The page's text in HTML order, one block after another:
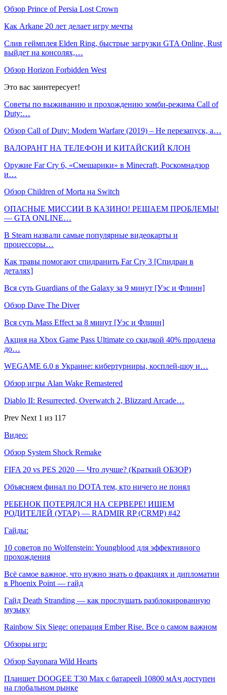
Обзор Prince of Persia Lost Crown
Как Arkane 20 лет делает игру мечты
Слив геймплея Elden Ring, быстрые загрузки GTA Online, Rust
выйдет на консолях,…
Обзор Horizon Forbidden West
Это вас заинтересует!
Советы по выживанию и прохождению зомби-режима Call of
Duty:…
Обзор Call of Duty: Modern Warfare (2019) – Не перезапуск, а…
ВАЛОРАНТ НА ТЕЛЕФОН И КИТАЙСКИЙ КЛОН
Оружие Far Cry 6, «Смешарики» в Minecraft, Роскомнадзор
и…
Обзор Children of Morta на Switch
ОПАСНЫЕ МИССИИ В КАЗИНО! РЕШАЕМ ПРОБЛЕМЫ!
— GTA ONLINE…
В Steam назвали самые популярные видеокарты и
процессоры…
Как травы помогают спидранить Far Cry 3 [Спидран в
деталях]
Вся суть Guardians of the Galaxy за 9 минут [Уэс и Флинн]
Обзор Dave The Diver
Вся суть Mass Effect за 8 минут [Уэс и Флинн]
Акция на Xbox Game Pass Ultimate со скидкой 40% продлена
до…
WEGAME 6.0 в Украине: кибертурниры, косплей-шоу и…
Обзор игры Alan Wake Remastered
Diablo II: Resurrected, Overwatch 2, Blizzard Arcade…
Prev Next 1 из 117
Видео:
Обзор System Shock Remake
FIFA 20 vs PES 2020 — Что лучше? (Краткий ОБЗОР)
Объясняем финал по DOTA тем, кто ничего не понял
РЕБЕНОК ПОТЕРЯЛСЯ НА СЕРВЕРЕ! ИЩЕМ
РОДИТЕЛЕЙ (УГАР) — RADMIR RP (CRMP) #42
Гайды:
10 советов по Wolfenstein: Youngblood для эффективного
прохождения
Всё самое важное, что нужно знать о фракциях и дипломатии
в Phoenix Point — гайд
Гайд Death Stranding — как прослушать разблокированную
музыку
Rainbow Six Siege: операция Ember Rise. Все о самом важном
Обзоры игр:
Обзор Sayonara Wild Hearts
Планшет DOOGEE T30 Max с батареей 10800 мАч доступен
на глобальном рынке